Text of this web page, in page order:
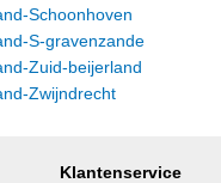
Schoonhoven
S-gravenzande
Zuid-beijerland
Zwijndrecht
Klantenservice